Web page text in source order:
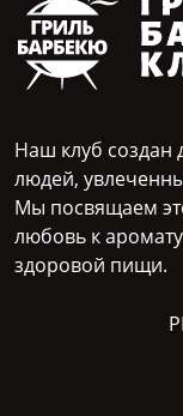
Наш клуб создан
людей,
Мы посвящаем
любовь к
здоровой пищи.